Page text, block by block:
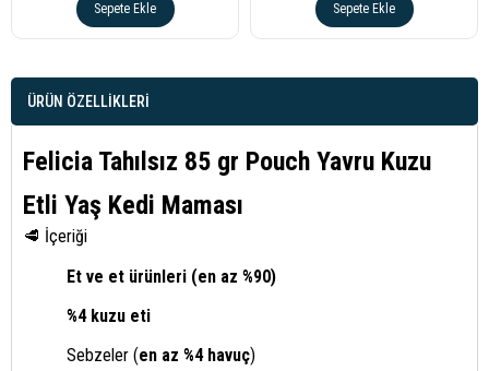
Sepete Ekle Sepete Ekle
ÜRÜN ÖZELLIKLERI
Felicia Tahılsız 85 gr Pouch Yavru Kuzu
Etli Yaş Kedi Maması
🥩 İçeriği
Et ve et ürünleri (en az %90)
%4 kuzu eti
Sebzeler (en az %4 havuç)